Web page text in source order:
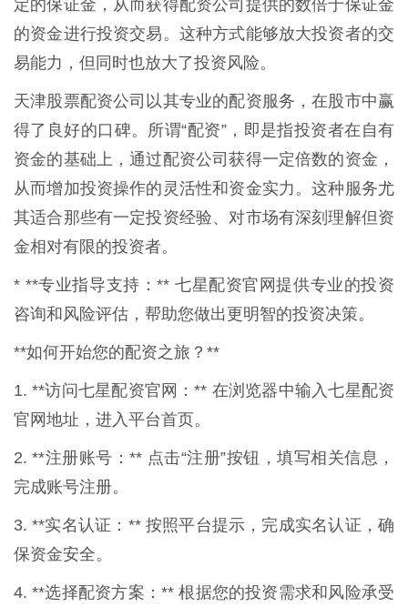
定的保证金，从而获得配资公司提供的数倍于保证金
的资金进行投资交易。这种方式能够放大投资者的交
易能力，但同时也放大了投资风险。
天津股票配资公司以其专业的配资服务，在股市中赢
得了良好的口碑。所谓“配资”，即是指投资者在自有
资金的基础上，通过配资公司获得一定倍数的资金，
从而增加投资操作的灵活性和资金实力。这种服务尤
其适合那些有一定投资经验、对市场有深刻理解但资
金相对有限的投资者。
* **专业指导支持：** 七星配资官网提供专业的投资
咨询和风险评估，帮助您做出更明智的投资决策。
**如何开始您的配资之旅？**
1. **访问七星配资官网：** 在浏览器中输入七星配资
官网地址，进入平台首页。
2. **注册账号：** 点击“注册”按钮，填写相关信息，
完成账号注册。
3. **实名认证：** 按照平台提示，完成实名认证，确
保资金安全。
4. **选择配资方案：** 根据您的投资需求和风险承受